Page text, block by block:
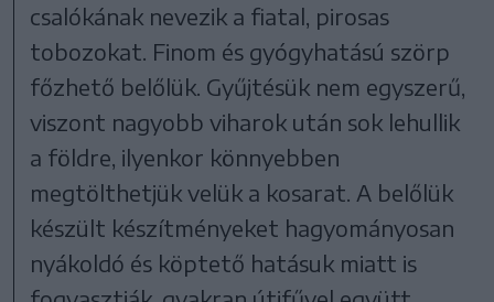
csalókának nevezik a fiatal, pirosas
tobozokat. Finom és gyógyhatású szörp
főzhető belőlük. Gyűjtésük nem egyszerű,
viszont nagyobb viharok után sok lehullik
a földre, ilyenkor könnyebben
megtölthetjük velük a kosarat. A belőlük
készült készítményeket hagyományosan
nyákoldó és köptető hatásuk miatt is